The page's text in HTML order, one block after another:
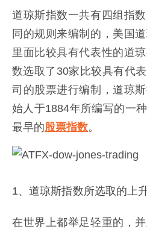
道琼斯指数一共有四组指
同的规则来编制的，美国
里面比较具有代表性的道
数选取了30家比较具有代
司的股票进行编制，道琼
始人于1884年所编写的一
最早的股票指数。
1、道琼斯指数所选取的上
在世界上都举足轻重的，